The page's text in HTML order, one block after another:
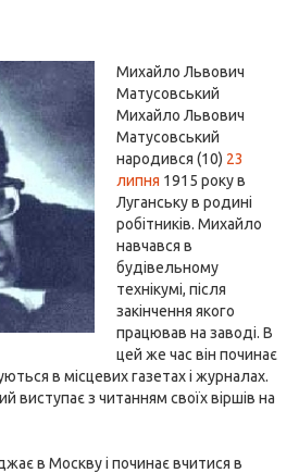
Михайло Львович
Матусовський
Михайло Львович
Матусовський
народився (10) 23
липня 1915 року в
Луганську в родині
робітників. Михайло
навчався в
будівельному
технікумі, після
закінчення якого
працював на заводі. В
цей же час він починає
в місцевих газетах і журналах.
виступає з читанням своїх віршів на
в Москву і починає вчитися в